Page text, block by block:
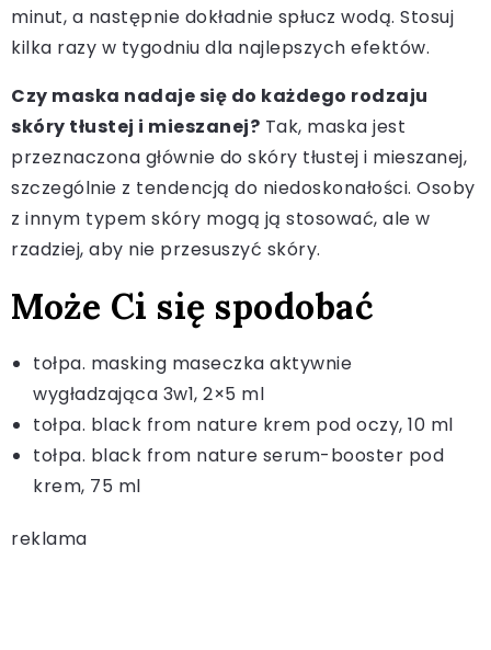
minut, a następnie dokładnie spłucz wodą. Stosuj
kilka razy w tygodniu dla najlepszych efektów.
Czy maska nadaje się do każdego rodzaju
skóry tłustej i mieszanej? Tak, maska jest
przeznaczona głównie do skóry tłustej i mieszanej,
szczególnie z tendencją do niedoskonałości. Osoby
z innym typem skóry mogą ją stosować, ale w
rzadziej, aby nie przesuszyć skóry.
Może Ci się spodobać
tołpa. masking maseczka aktywnie
wygładzająca 3w1, 2×5 ml
tołpa. black from nature krem pod oczy, 10 ml
tołpa. black from nature serum-booster pod
krem, 75 ml
reklama